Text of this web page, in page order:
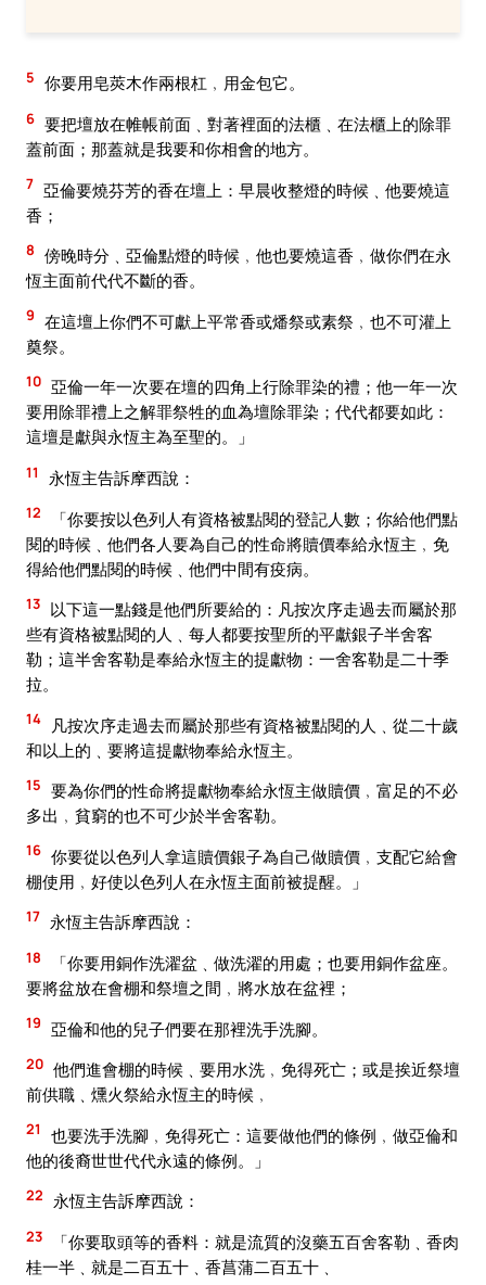
5 你要用皂莢木作兩根杠﹐用金包它。
6 要把壇放在帷帳前面﹑對著裡面的法櫃﹑在法櫃上的除罪
蓋前面；那蓋就是我要和你相會的地方。
7 亞倫要燒芬芳的香在壇上：早晨收整燈的時候﹑他要燒這
香；
8 傍晚時分﹑亞倫點燈的時候﹐他也要燒這香﹐做你們在永
恆主面前代代不斷的香。
9 在這壇上你們不可獻上平常香或燔祭或素祭﹐也不可灌上
奠祭。
10 亞倫一年一次要在壇的四角上行除罪染的禮；他一年一次
要用除罪禮上之解罪祭牲的血為壇除罪染；代代都要如此：
這壇是獻與永恆主為至聖的。」
11 永恆主告訴摩西說：
12
「你要按以色列人有資格被點閱的登記人數；你給他們點
閱的時候﹑他們各人要為自己的性命將贖價奉給永恆主﹐免
得給他們點閱的時候﹑他們中間有疫病。
13 以下這一點錢是他們所要給的：凡按次序走過去而屬於那
些有資格被點閱的人﹑每人都要按聖所的平獻銀子半舍客
勒；這半舍客勒是奉給永恆主的提獻物：一舍客勒是二十季
拉。
14
凡按次序走過去而屬於那些有資格被點閱的人﹑從二十歲
和以上的﹑要將這提獻物奉給永恆主。
15 要為你們的性命將提獻物奉給永恆主做贖價﹐富足的不必
多出﹐貧窮的也不可少於半舍客勒。
16 你要從以色列人拿這贖價銀子為自己做贖價﹐支配它給會
棚使用﹐好使以色列人在永恆主面前被提醒。」
17 永恆主告訴摩西說：
18
「你要用銅作洗濯盆﹑做洗濯的用處；也要用銅作盆座。
要將盆放在會棚和祭壇之間﹐將水放在盆裡；
19 亞倫和他的兒子們要在那裡洗手洗腳。
20 他們進會棚的時候﹑要用水洗﹐免得死亡；或是挨近祭壇
前供職﹑燻火祭給永恆主的時候﹐
21
也要洗手洗腳﹐免得死亡：這要做他們的條例﹐做亞倫和
他的後裔世世代代永遠的條例。」
22 永恆主告訴摩西說：
23
「你要取頭等的香料：就是流質的沒藥五百舍客勒﹑香肉
桂一半﹑就是二百五十﹑香菖蒲二百五十﹑